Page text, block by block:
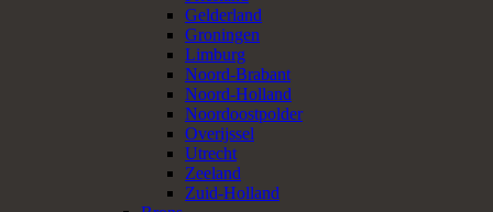
Gelderland
Groningen
Limburg
Noord-Brabant
Noord-Holland
Noordoostpolder
Overijssel
Utrecht
Zeeland
Zuid-Holland